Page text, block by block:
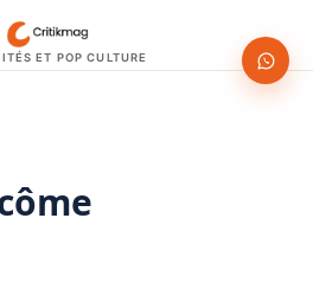
ET POP CULTURE